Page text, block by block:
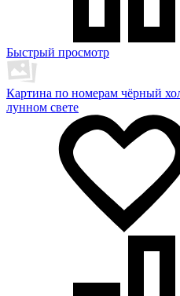
Быстрый просмотр
Картина по номерам чёрный
лунном свете